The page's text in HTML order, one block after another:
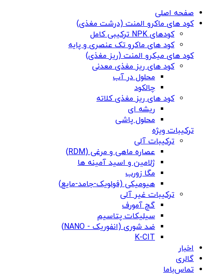
صفحه اصلی
کود های ماکرو المنت (درشت مغذی)
کودهای NPK ترکیبی کامل
کود های ماکرو تک عنصری و پایه
کود های میکرو المنت (ریز مغذی)
کود های ریز مغذی معدنی
محلول در آب
چالکود
کود های ریز مغذی کلاته
ریشه ای
محلول پاشی
ترکیبات ویژه
ترکیبات آلی
عصاره ماهی و مرغی (RDM)
ژلامین و اسید آمینه ها
مگا زورب
هیومیکی (فولویک-جامد-مایع)
ترکیبات غیر آلی
گچ آمورف
سیلیکات پتاسیم
ضد شوری (انفوریک - NANO)
K-CIT
اخبار
گالری
تماس‌باما